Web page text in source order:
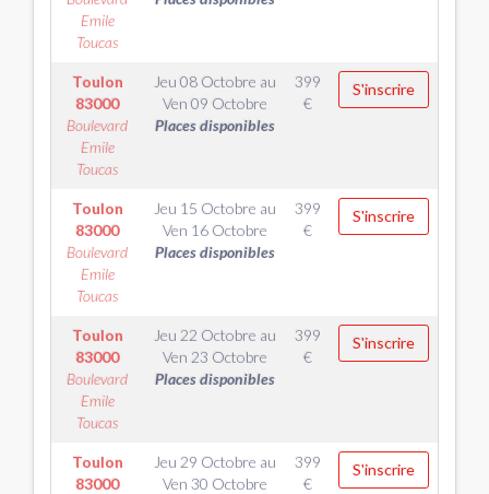
Emile
Toucas
Toulon
83000
Boulevard
Emile
Toucas
Jeu 08 Octobre au
Ven 09 Octobre
Places disponibles
399
€
S'inscrire
Toulon
83000
Boulevard
Emile
Toucas
Jeu 15 Octobre au
Ven 16 Octobre
Places disponibles
399
€
S'inscrire
Toulon
83000
Boulevard
Emile
Toucas
Jeu 22 Octobre au
Ven 23 Octobre
Places disponibles
399
€
S'inscrire
Toulon
83000
Jeu 29 Octobre au
Ven 30 Octobre
399
€
S'inscrire